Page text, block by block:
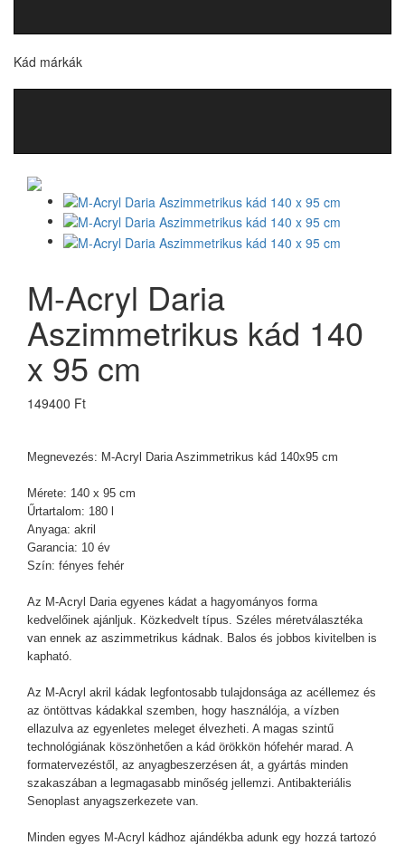
Kád márkák
M-Acryl Daria
Aszimmetrikus kád 140
x 95 cm
149400 Ft
Megnevezés: M-Acryl Daria Aszimmetrikus kád 140x95 cm
Mérete: 140 x 95 cm
Űrtartalom: 180 l
Anyaga: akril
Garancia: 10 év
Szín: fényes fehér
Az M-Acryl Daria egyenes kádat a hagyományos forma
kedvelőinek ajánljuk. Közkedvelt típus. Széles méretválasztéka
van ennek az aszimmetrikus kádnak. Balos és jobbos kivitelben is
kapható.
Az M-Acryl akril kádak legfontosabb tulajdonsága az acéllemez és
az öntöttvas kádakkal szemben, hogy használója, a vízben
ellazulva az egyenletes meleget élvezheti. A magas szintű
technológiának köszönhetően a kád örökkön hófehér marad. A
formatervezéstől, az anyagbeszerzésen át, a gyártás minden
szakaszában a legmagasabb minőség jellemzi. Antibakteriális
Senoplast anyagszerkezete van.
Minden egyes M-Acryl kádhoz ajándékba adunk egy hozzá tartozó